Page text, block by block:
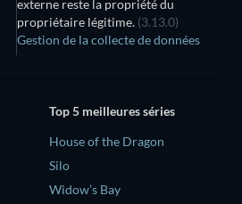
externe reste la propriété du
propriétaire légitime. (3.13.0)
Gestion de la collecte de données
Top 5 meilleures séries
House of the Dragon
Silo
Widow’s Bay